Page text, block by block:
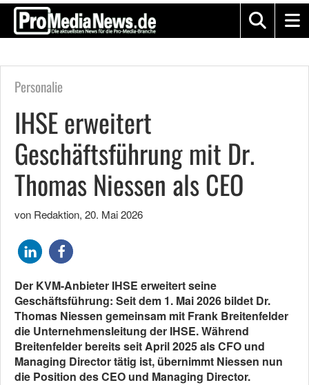
Personalie
IHSE erweitert
Geschäftsführung mit Dr.
Thomas Niessen als CEO
von Redaktion, 20. Mai 2026
Der KVM-Anbieter IHSE erweitert seine
Geschäftsführung: Seit dem 1. Mai 2026 bildet Dr.
Thomas Niessen gemeinsam mit Frank Breitenfelder
die Unternehmensleitung der IHSE. Während
Breitenfelder bereits seit April 2025 als CFO und
Managing Director tätig ist, übernimmt Niessen nun
die Position des CEO und Managing Director.